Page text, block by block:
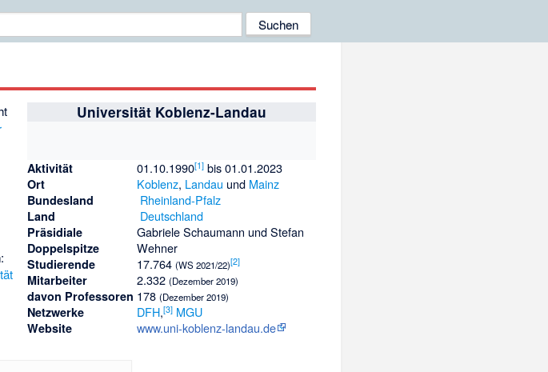
Universität Koblenz-Landau
Aktivität 01.10.1990[1] bis 01.01.2023
Ort Koblenz, Landau und Mainz
Bundesland Rheinland-Pfalz
Land Deutschland
Präsidiale
Doppelspitze
Gabriele Schaumann undStefan
Wehner
Studierende 17.764(WS 2021/22)[2]
Mitarbeiter 2.332(Dezember 2019)
davon Professoren 178(Dezember 2019)
Netzwerke DFH,[3] MGU
Website www.uni-koblenz-landau.de